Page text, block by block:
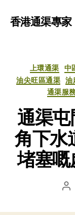
香港通渠專家
上環通渠 中
油尖旺區通渠 油
通渠服
通渠
角下水
堵塞
文